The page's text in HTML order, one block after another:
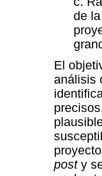
de
El
análisis
posty